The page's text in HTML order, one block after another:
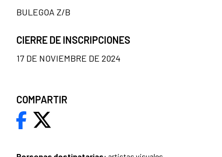
BULEGOA Z/B
CIERRE DE INSCRIPCIONES
17 DE NOVIEMBRE DE 2024
COMPARTIR